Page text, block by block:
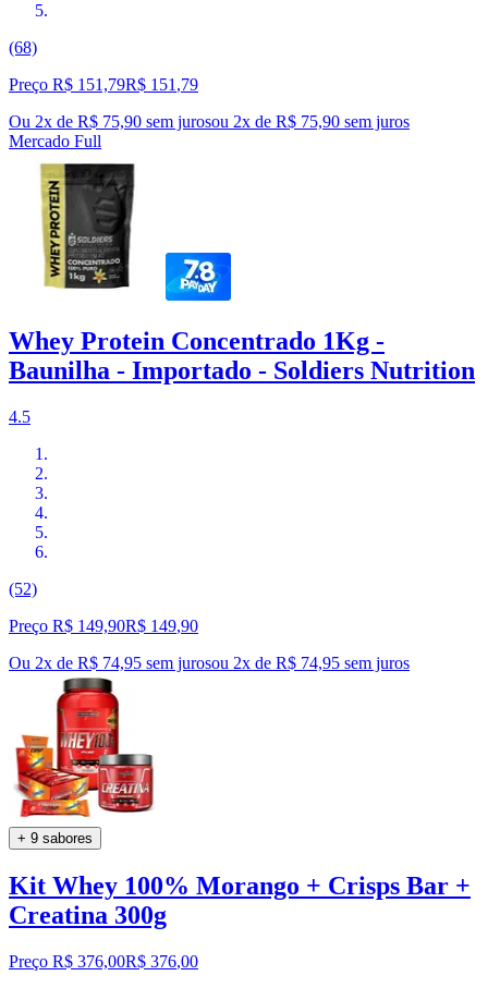
(68)
Preço R$ 151,79R$ 151,79
Ou 2x de R$ 75,90 sem jurosou 2x de R$ 75,90 sem juros
Mercado Full
Whey Protein Concentrado 1Kg -
Baunilha - Importado - Soldiers Nutrition
4.5
(52)
Preço R$ 149,90R$ 149,90
Ou 2x de R$ 74,95 sem jurosou 2x de R$ 74,95 sem juros
+ 9 sabores
Kit Whey 100% Morango + Crisps Bar +
Creatina 300g
Preço R$ 376,00R$ 376,00